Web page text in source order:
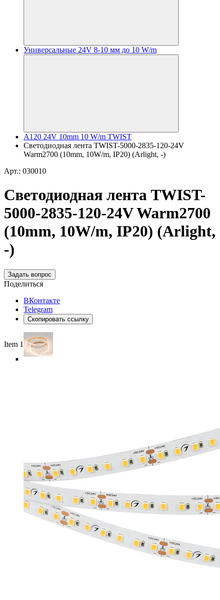
Универсальные 24V 8-10 мм до 10 W/m
A120 24V 10mm 10 W/m TWIST
Светодиодная лента TWIST-5000-2835-120-24V
Warm2700 (10mm, 10W/m, IP20) (Arlight, -)
Арт.: 030010
Светодиодная лента TWIST-
5000-2835-120-24V Warm2700
(10mm, 10W/m, IP20) (Arlight,
-)
Задать вопрос
Поделиться
ВКонтакте
Telegram
Скопировать ссылку
Item 1 of 5